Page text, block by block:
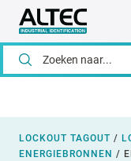
Voor
LOCKOUT TAGOUT /
ENERGIEBRONNEN /